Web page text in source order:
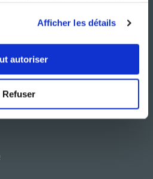
Afficher les détails
autoriser
Refuser
C.G.U
Politique de confidentialité
Utilisation des Cookies